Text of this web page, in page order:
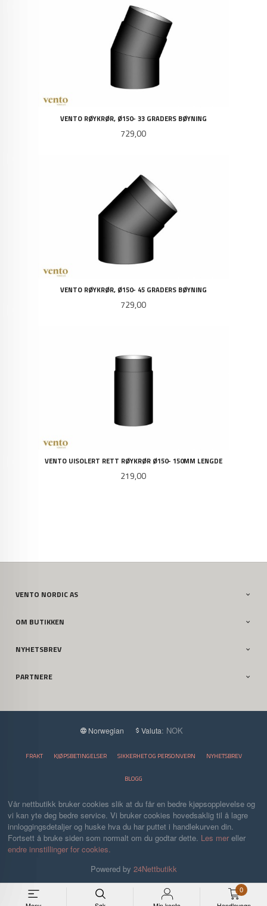
0
VENTO RØYKRØR, Ø150- 33 GRADERS BØYNING
Pris
729,00
VENTO RØYKRØR, Ø150- 45 GRADERS BØYNING
Pris
729,00
VENTO UISOLERT RETT RØYKRØR Ø150- 150MM LENGDE
Pris
219,00
VENTO NORDIC AS
OM BUTIKKEN
NYHETSBREV
PARTNERE
Norwegian Valuta: NOK
FRAKT KJØPSBETINGELSER SIKKERHET OG PERSONVERN NYHETSBREV
BLOGG
Vår nettbutikk bruker cookies slik at du får en bedre kjøpsopplevelse og
vi kan yte deg bedre service. Vi bruker cookies hovedsaklig til å lagre
innloggingsdetaljer og huske hva du har puttet i handlekurven din.
Fortsett å bruke siden som normalt om du godtar dette. Les mer eller
endre innstillinger for cookies.
Powered by 24Nettbutikk